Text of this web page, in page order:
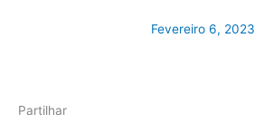
Fevereiro 6, 2023
Partilhar